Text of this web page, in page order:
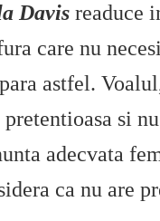
Davis readuce
care nu
astfel.
pretentioasa si
adecvata
ca nu are